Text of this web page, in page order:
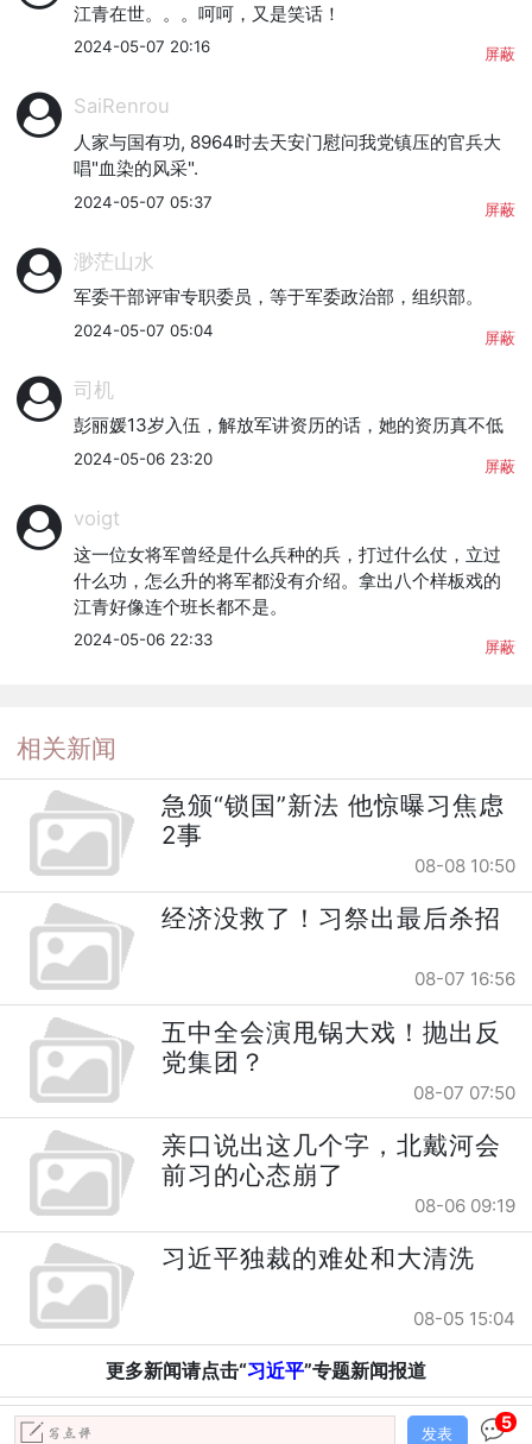
江青在世。。。呵呵，又是笑话！
2024-05-07 20:16 屏蔽
SaiRenrou
人家与国有功, 8964时去天安门慰问我党镇压的官兵大
唱"血染的风采".
2024-05-07 05:37 屏蔽
渺茫山水
军委干部评审专职委员，等于军委政治部，组织部。
2024-05-07 05:04 屏蔽
司机
彭丽媛13岁入伍，解放军讲资历的话，她的资历真不低
2024-05-06 23:20 屏蔽
voigt
这一位女将军曾经是什么兵种的兵，打过什么仗，立过
什么功，怎么升的将军都没有介绍。拿出八个样板戏的
江青好像连个班长都不是。
2024-05-06 22:33 屏蔽
相关新闻
急颁“锁国”新法 他惊曝习焦虑
2事
08-08 10:50
经济没救了！习祭出最后杀招
08-07 16:56
五中全会演甩锅大戏！抛出反
党集团？
08-07 07:50
亲口说出这几个字，北戴河会
前习的心态崩了
08-06 09:19
习近平独裁的难处和大清洗
08-05 15:04
更多新闻请点击“习近平”专题新闻报道
发表
5